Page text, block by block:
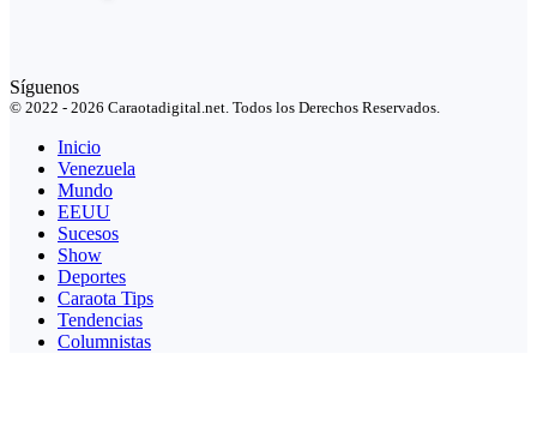
Síguenos
© 2022 - 2026 Caraotadigital.net. Todos los Derechos Reservados.
Inicio
Venezuela
Mundo
EEUU
Sucesos
Show
Deportes
Caraota Tips
Tendencias
Columnistas